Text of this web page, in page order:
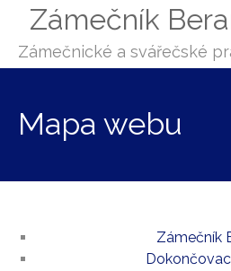
Zámečník
Zámečnické a svářečské
Mapa webu
Zámečník